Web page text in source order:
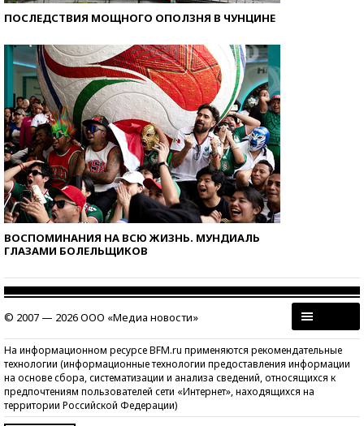
ПОСЛЕДСТВИЯ МОЩНОГО ОПОЛЗНЯ В ЧУНЦИНЕ
ВОСПОМИНАНИЯ НА ВСЮ ЖИЗНЬ. МУНДИАЛЬ
ГЛАЗАМИ БОЛЕЛЬЩИКОВ
© 2007 — 2026 ООО «Медиа новости»
На информационном ресурсе BFM.ru применяются рекомендательные
технологии (информационные технологии предоставления информации
на основе сбора, систематизации и анализа сведений, относящихся к
предпочтениям пользователей сети «Интернет», находящихся на
территории Российской Федерации)